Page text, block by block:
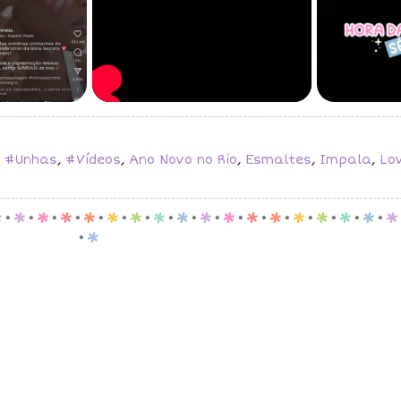
#Unhas, #Vídeos, Ano Novo no Rio, Esmaltes, Impala,
. p . p . p . p . p . p . p . p . p . p . p . p . p . p . p . p . p
. p